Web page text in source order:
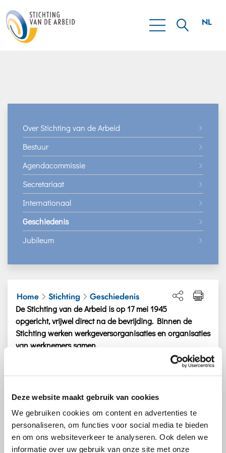
Deze website maakt gebruik van cookies
We gebruiken cookies om content en advertenties te
personaliseren, om functies voor social media te bieden
en om ons websiteverkeer te analyseren. Ook delen we
informatie over uw gebruik van onze site met onze
NL
Home Stichting Geschiedenis
De Stichting van de Arbeid is op 17 mei 1945
opgericht, vrijwel direct na de bevrijding. Binnen de
Stichting werken werkgeversorganisaties en organisaties
van werknemers samen.
Al tijdens de oorlog werd nut en noodzaak van een
dergelijk overlegorgaan besproken. Werknemers en
bevrijding gezamenlijk moesten werken aan de
wederopbouw van Nederland. Ze wilden
medeverantwoordelijk zijn. Om die reden heeft de
overheid de Stichting van de Arbeid al snel na de
oprichting erkend als officieel adviesorgaan op
Over Stichting van de Arbeid
Bestuur
Agendacommissie
Secretariaat
Internationaal
Geschiedenis
Jubileum